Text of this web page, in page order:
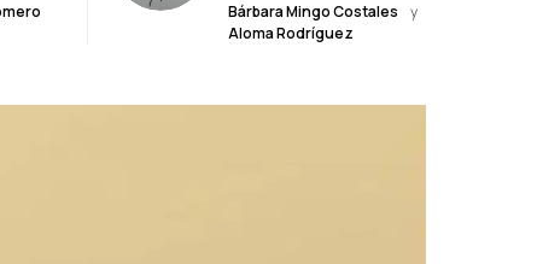
Bárbara Mingo Costales
y
Aloma Rodríguez